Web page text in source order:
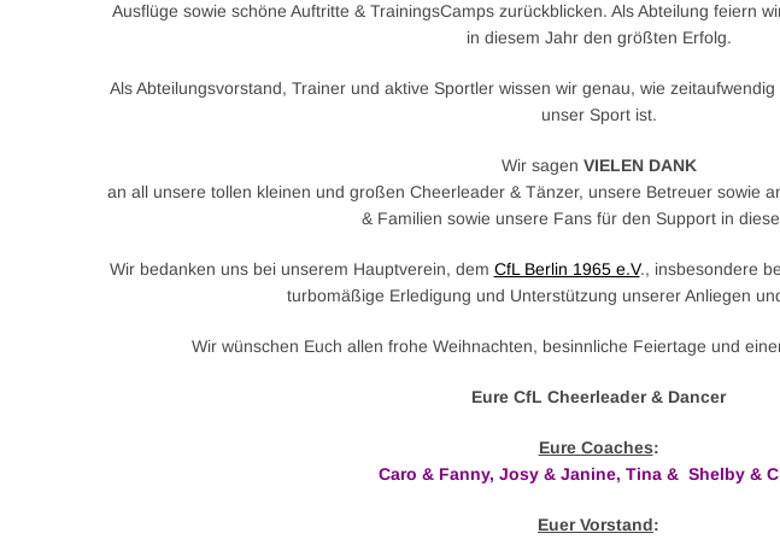
Ausflüge sowie schöne Auftritte & TrainingsCamps zurückblicken. Als Abteilung feiern
in diesem Jahr den größten Erfolg.
Als Abteilungsvorstand, Trainer und aktive Sportler wissen wir genau, wie
unser Sport ist.
Wir sagen VIELEN DANK
an all unsere tollen kleinen und großen Cheerleader & Tänzer, unsere Betreuer sowie
& Familien sowie unsere Fans für den Support in
Wir bedanken uns bei unserem Hauptverein, dem CfL Berlin 1965 e.V., insbesondere
turbomäßige Erledigung und Unterstützung unserer Anliegen
Wir wünschen Euch allen frohe Weihnachten, besinnliche Feiertage und
Eure CfL Cheerleader & Dancer
Eure Coaches:
Caro & Fanny, Josy & Janine, Tina & Shelby &
Euer Vorstand: